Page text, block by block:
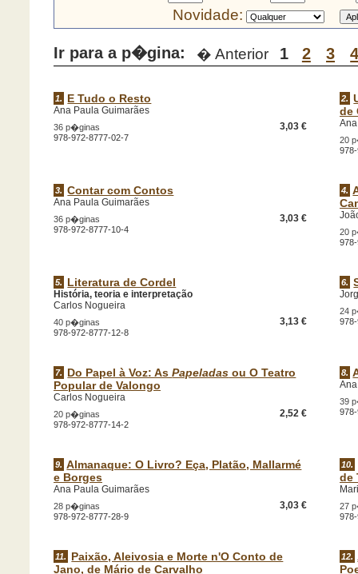
Novidade:
Ir para a p�gina: � Anterior 1 2 3
1. E Tudo o Resto
Ana Paula Guimarães
3,03 €
36 p�ginas
978-972-8777-02-7
2.
de
20
3. Contar com Contos
Ana Paula Guimarães
3,03 €
36 p�ginas
978-972-8777-10-4
4.
20
5. Literatura de Cordel
História, teoria e interpretação
Carlos Nogueira
3,13 €
40 p�ginas
978-972-8777-12-8
6.
24
7. Do Papel à Voz: AsPapeladas ou O Teatro
Popular de Valongo
Carlos Nogueira
2,52 €
20 p�ginas
978-972-8777-14-2
8.
39
9. Almanaque: O Livro? Eça, Platão, Mallarmé
e Borges
Ana Paula Guimarães
3,03 €
28 p�ginas
978-972-8777-28-9
10.
de
27
11.
Paixão, Aleivosia e Morte n'O Conto de
Jano, de Mário de Carvalho
12.